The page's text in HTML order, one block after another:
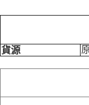
貨源